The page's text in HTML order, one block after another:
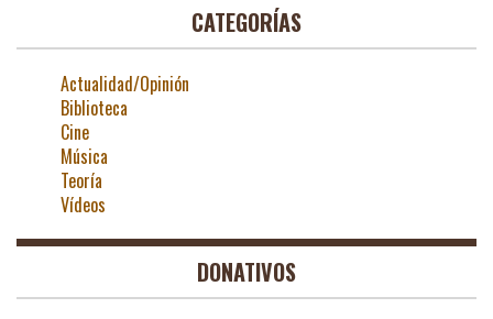
CATEGORÍAS
Actualidad/Opinión
Biblioteca
Cine
Música
Teoría
Vídeos
DONATIVOS